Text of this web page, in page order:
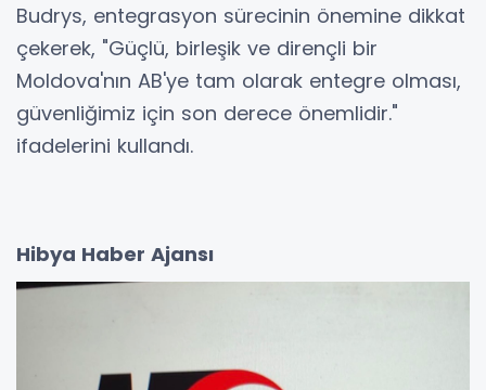
Budrys, entegrasyon sürecinin önemine dikkat
çekerek, "Güçlü, birleşik ve dirençli bir
Moldova'nın AB'ye tam olarak entegre olması,
güvenliğimiz için son derece önemlidir."
ifadelerini kullandı.
Hibya Haber Ajansı